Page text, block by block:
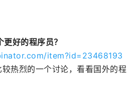
好的程序员？
item?id=23468193
热烈的一个讨论，看看国外的程